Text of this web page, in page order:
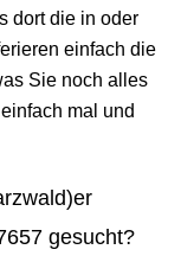
dort die in oder
einfach die
Sie noch alles
mal und
gesucht?